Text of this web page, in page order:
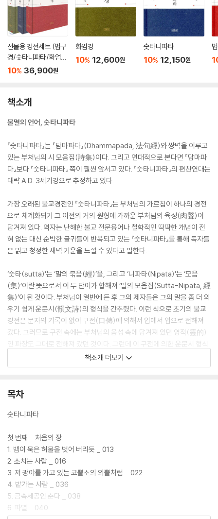
선물용 경전세트 (법구
경/숫타니파타/화엄
경)
10% 36,900원
화엄경
10% 12,600원
숫타니파타
10% 12,150원
책소개
불멸의 언어, 숫타니파타
『숫타니파타』는 『담마파다』(Dhammapada, 法句經)와 쌍벽을 이루고
있는 부처님의 시 모음집(詩集)이다. 그리고 연대적으로 본다면 『담마파
다』보다 『숫타니파타』 쪽이 훨씬 앞서고 있다. 『숫타니파타』의 편찬연대는
대략 A.D. 3세기경으로 추정하고 있다.
가장 오래된 불교경전인 『숫타니파타』는 부처님의 가르침이 하나의 경전
으로 체계화되기 그 이전의 거의 원형에 가까운 부처님의 육성(肉聲)이
담겨져 있다. 역자는 난해한 불교 전문용어나 철학적인 딱딱한 개념이 전
혀 없는 대신 순박한 글귀들이 반복되고 있는 『숫타니파타』를 통해 독자들
은 맑고 청정한 새벽 기운을 느낄 수 있다고 말한다.
‘숫타(sutta)’는 ‘말의 묶음(經)’을, 그리고 ‘니파타(Nipata)’는 ‘모음
(集)’이란 뜻으로서 이 두 단어가 합해져 ‘말의 모음집(Sutta-Nipata, 經
集)’이 된 것이다. 부처님이 열반에 든 후 그의 제자들은 그의 말을 좀 더 외
우기 쉽게 운문시(韻文詩)의 형식을 간추렸다. 이런 식으로 초기의 불교
경전은 문자의 기록이 없이 구전(口傳)에 의해서 입에서 입으로 전해져
갔다. 그러므로 구전 속에는 부처님의 음성 속에 담겨져 있던 영적(靈的)
인 파장도 그대로 전해져 갔던 것이다. 그런데 이 구전에 의한 운문시 형식
의 전승이 A.D. 3세기경 『숫타니파타』라는 이름으로 한 군데로 모아지게
되었다. 『숫타니파타』의 시구(詩句)들 가운데 비슷한 구절이 많고 반복
책소개 더보기
목차
숫타니파타
첫 번째 _ 처음의 장
1. 뱀이 묵은 허물을 벗어 버리듯 _ 013
2. 소치는 사람 _ 016
3. 저 광야를 가고 있는 코뿔소의 외뿔처럼 _ 022
4. 밭가는 사람 _ 036
5. 금속세공인 춘다 _ 038
6. 파멸 _ 040